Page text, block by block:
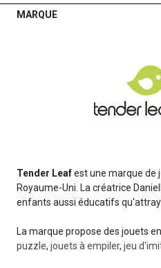
MARQUE
Tender Leafest une marque de
Royaume-Uni. La créatrice
enfants aussi éducatifs
La marque propose des jouets
puzzle, jouets à empiler, jeu